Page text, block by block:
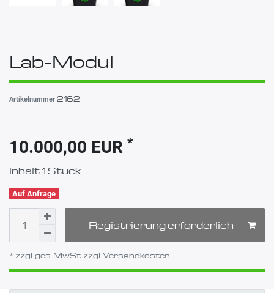
Lab-Modul
Artikelnummer 2162
10.000,00 EUR *
Inhalt 1 Stück
Auf Anfrage
Registrierung erforderlich
* zzgl. ges. MwSt. zzgl.Versandkosten